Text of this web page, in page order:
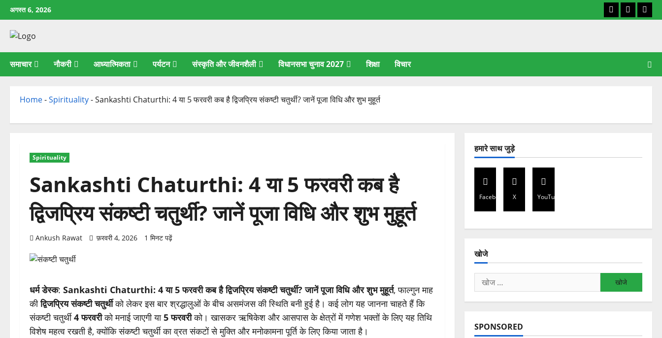
छोड़कर
सामग्री
अगस्त 6, 2026 Facebook
X
समाचार नौकरी आध्यात्मिकता पर्यटन संस्कृति और जीवनशैली विधानसभा चुनाव 2027 शिक्षा विचार
Home-Spirituality-Sankashti Chaturthi: 4 या 5 फरवरी कब है द्विजप्रिय संकष्टी चतुर्थी? जानें पूजा विधि और शुभ मुहूर्त
Spirituality
Sankashti Chaturthi: 4 या 5 फरवरी कब है
द्विजप्रिय संकष्टी चतुर्थी? जानें पूजा विधि और शुभ मुहूर्त
Ankush Rawat फ़रवरी 4, 2026 1 मिनट पढ़ें
धर्म डेस्क: Sankashti Chaturthi: 4 या 5 फरवरी कब है द्विजप्रिय संकष्टी चतुर्थी? जानें पूजा विधि और शुभ मुहूर्त, फाल्गुन माह
कीद्विजप्रिय संकष्टी चतुर्थीको लेकर इस बार श्रद्धालुओं के बीच असमंजस की स्थिति बनी हुई है। कई लोग यह जानना चाहते हैं कि
संकष्टी चतुर्थी4 फरवरीको मनाई जाएगी या5 फरवरीको। खासकर ऋषिकेश और आसपास के क्षेत्रों में गणेश भक्तों के लिए यह तिथि
विशेष महत्व रखती है, क्योंकि संकष्टी चतुर्थी का व्रत संकटों से मुक्ति और मनोकामना पूर्ति के लिए किया जाता है।
हमारे साथ जुड़े
Facebook X YouTube
खोजे
निम्न
को
खोजें:
SPONSORED